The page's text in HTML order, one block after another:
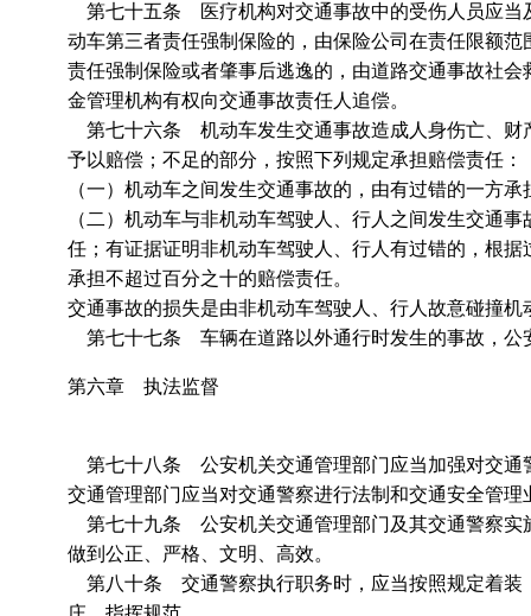
第七十五条 医疗机构对交通事故中的受伤人员应当
动车第三者责任强制保险的，由保险公司在责任限额
责任强制保险或者肇事后逃逸的，由道路交通事故社
金管理机构有权向交通事故责任人追偿。
第七十六条 机动车发生交通事故造成人身伤亡、财
予以赔偿；不足的部分，按照下列规定承担赔偿责任：
（一）机动车之间发生交通事故的，由有过错的一方
（二）机动车与非机动车驾驶人、行人之间发生交通
任；有证据证明非机动车驾驶人、行人有过错的，根
承担不超过百分之十的赔偿责任。
交通事故的损失是由非机动车驾驶人、行人故意碰撞
第七十七条 车辆在道路以外通行时发生的事故，公
第六章 执法监督
第七十八条 公安机关交通管理部门应当加强对交通
交通管理部门应当对交通警察进行法制和交通安全管
第七十九条 公安机关交通管理部门及其交通警察实
做到公正、严格、文明、高效。
第八十条 交通警察执行职务时，应当按照规定着装